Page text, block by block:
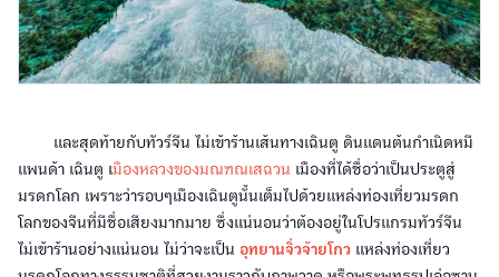
และสุดท้ายกับทัวร์จีน ไม่เข้าร้านเส้นทางเฉินตู ดินแดนต้นกำเนิดหมี
แพนด้า เฉินตู เมืองหลวงของมณฑณเสฉวน เมืองที่ได้ชื่อว่าเป็นประตูสู่
มรดกโลก เพราะว่ารอบๆเมืองเฉินตูนั้นเต็มไปด้วยแหล่งท่องเที่ยวมรดก
โลกของจีนที่มีชื่อเสียงมากมาย ซึ่งแน่นอนว่าต้องอยู่ในโปรแกรมทัวร์จีน
ไม่เข้าร้านอย่างแน่นอน ไม่ว่าจะเป็น อุทยานจิ่วจ้ายโกว แหล่งท่องเที่ยว